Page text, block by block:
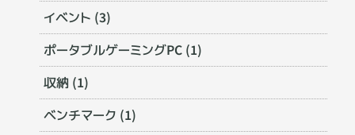
イベント (3)
ポータブルゲーミングPC (1)
収納 (1)
ベンチマーク (1)